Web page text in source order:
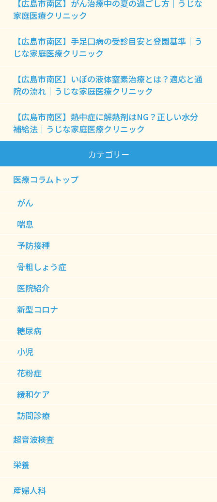
【広島市南区】がん治療中の夏の過ごし方｜うじな
家庭医療クリニック
【広島市南区】手足口病の受診目安と登園基準｜う
じな家庭医療クリニック
【広島市南区】いぼの液体窒素治療とは？適応と通
院の流れ｜うじな家庭医療クリニック
【広島市南区】熱中症に解熱剤はNG？正しい水分
補給法｜うじな家庭医療クリニック
カテゴリー
医療コラムトップ
がん
喘息
予防接種
骨粗しょう症
医院紹介
新型コロナ
糖尿病
小児
花粉症
緩和ケア
訪問診療
超音波検査
栄養
産婦人科